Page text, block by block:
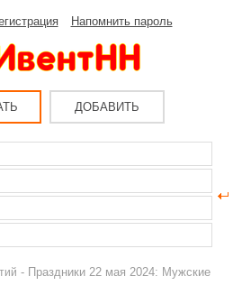
Напомнить пароль
ДОБАВИТЬ
- Праздники 22 мая 2024: Мужские